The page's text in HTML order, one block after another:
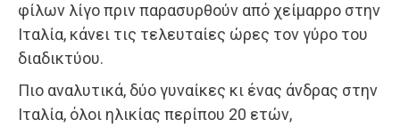
φίλων λίγο πριν παρασυρθούν από χείμαρρο στην
Ιταλία, κάνει τις τελευταίες ώρες τον γύρο του
διαδικτύου.
Πιο αναλυτικά, δύο γυναίκες κι ένας άνδρας στην
Ιταλία, όλοι ηλικίας περίπου 20 ετών,